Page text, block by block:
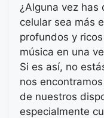
¿Alguna vez
celular sea más
profundos y
música en una
Si es así, no
nos
de nuestros
especialmente